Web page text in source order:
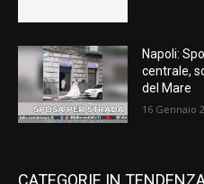
Napoli:
centrale,
del Mare
16 Gennaio
CATEGORIE IN